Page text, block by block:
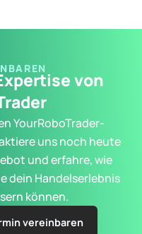
von
YourRoboTrader-
uns noch heute
und erfahre, wie
dein Handelserlebnis
können.
vereinbaren